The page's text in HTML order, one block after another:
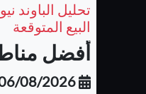
تحليل الباوند
البيع المتوقعة
أفضل
06/08/2026